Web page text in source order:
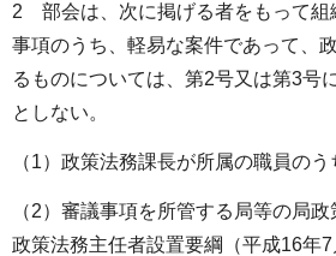
2 部会は、次に掲げる者をもって組
事項のうち、軽易な案件であって、
るものについては、第2号又は第3号
としない。
（1）政策法務課長が所属の職員の
（2）審議事項を所管する局等の局
政策法務主任者設置要綱（平成16年